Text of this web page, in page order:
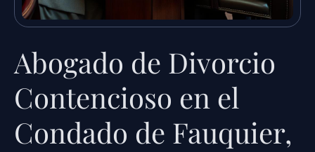
Abogado de Divorcio
Contencioso en el
Condado de Fauquier,